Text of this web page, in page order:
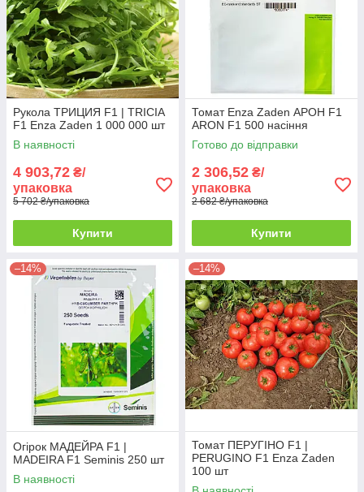
Рукола ТРИЦИЯ F1 | TRICIA
F1 Enza Zaden 1 000 000 шт
В наявності
4 903,72 ₴/
упаковка
5 702 ₴/упаковка
Купити
Томат Enza Zaden АРОН F1
ARON F1 500 насіння
Готово до відправки
2 306,52 ₴/
упаковка
2 682 ₴/упаковка
Купити
–14%
Огірок МАДЕЙРА F1 |
MADEIRA F1 Seminis 250 шт
В наявності
–14%
Томат ПЕРУГІНО F1 |
PERUGINO F1 Enza Zaden
100 шт